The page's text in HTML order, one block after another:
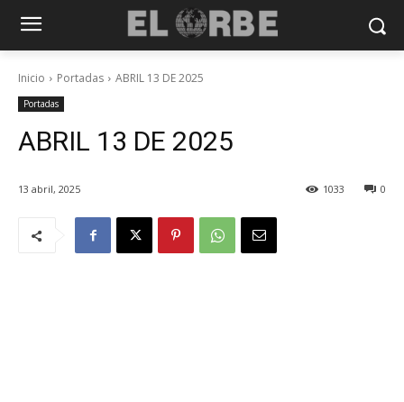
Inicio Portadas ABRIL 13 DE 2025
Portadas
ABRIL 13 DE 2025
13 abril, 2025 0
1033